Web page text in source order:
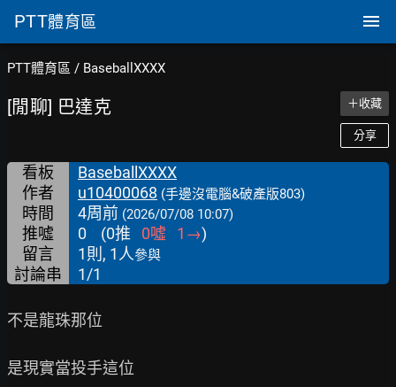
PTT體育區
PTT體育區 / BaseballXXXX
[閒聊] 巴達克 ＋收藏
分享
看板
BaseballXXXX
作者
u10400068 (手邊沒電腦&破產版803)
時間 4周前 (2026/07/08 10:07)
推噓 0 (0推 0噓 1 →)
留言
1則, 1人參與
討論串 1/1
不是龍珠那位
是現實當投手這位